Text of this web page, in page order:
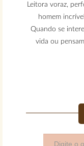
Leitora voraz,
homem
Quando se
vida ou